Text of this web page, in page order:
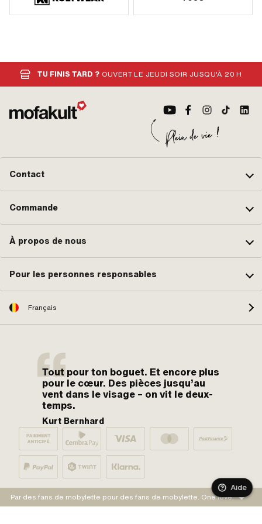
TU FINIS TARD ? OUVERT LE JEUDI SOIR JUSQU'À 20 H
Contact
Commande
À propos de nous
Pour les personnes responsables
Français
Tout pour ton boguet. Et encore plus
pour le cœur. Des pièces jusqu’au
vent dans le visage – on vit le deux-
temps.
Kurt Bernhard
Par des fans de mobylette pour des fans de mobylette. One love.
Aide